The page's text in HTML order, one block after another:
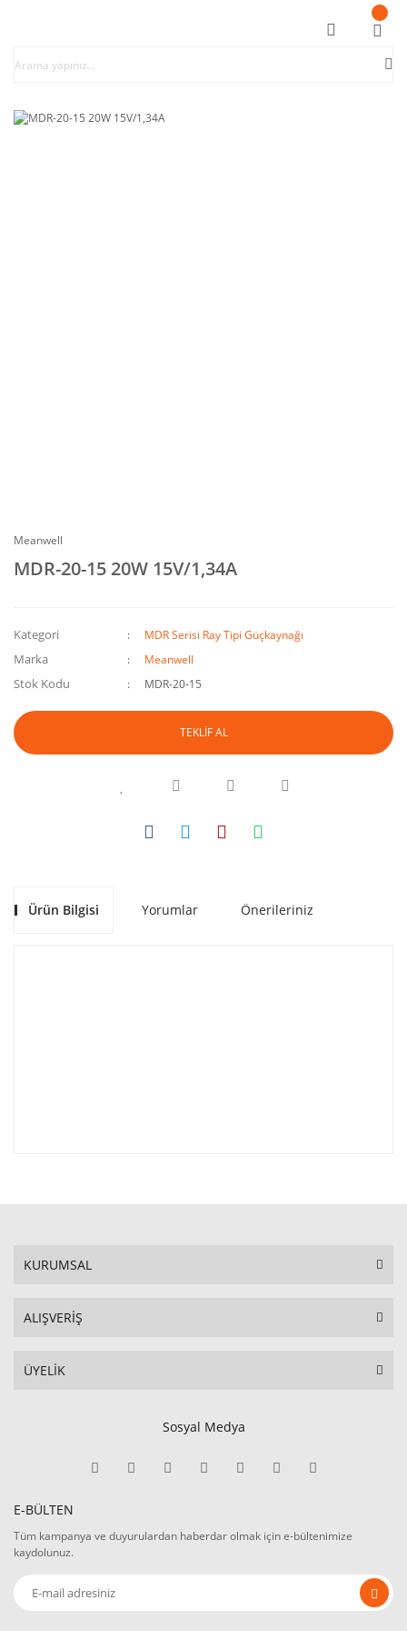
Meanwell
MDR-20-15 20W 15V/1,34A
Kategori MDR Serisi Ray Tipi Güçkaynağı
Marka Meanwell
Stok Kodu MDR-20-15
TEKLİF AL
Ürün Bilgisi Yorumlar Önerileriniz
KURUMSAL
ALIŞVERİŞ
ÜYELİK
Sosyal Medya
E-BÜLTEN
Tüm kampanya ve duyurulardan haberdar olmak için e-bültenimize
kaydolunuz.